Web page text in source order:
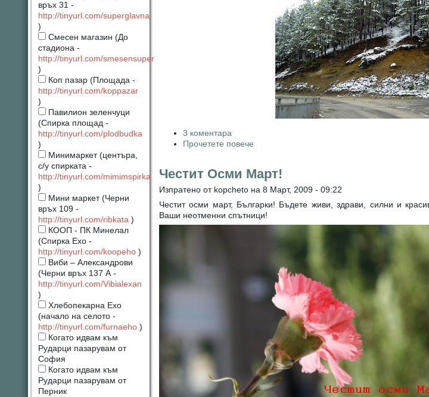
връх 31 -
http://tinyurl.com/superglavna
)
Смесен магазин (До
стадиона -
http://tinyurl.com/smesensuper
)
Коп пазар (Площада -
http://tinyurl.com/koppazar
)
Павилион зеленчуци
(Спирка площад -
http://tinyurl.com/plodbudka
)
Минимаркет (центъра,
с/у спирката -
http://tinyurl.com/mimimspirka
)
Мини маркет (Черни
връх 109 -
http://tinyurl.com/ribkata )
КООП - ПК Минелал
(Спирка Ехо -
http://tinyurl.com/koopeho )
Виби – Александрови
(Черни връх 137 А -
http://tinyurl.com/Vibialexan
)
Хлебопекарна Ехо
(начало на селото -
http://tinyurl.com/furnaeho )
Когато идвам към
Рударци пазарувам от
София
Когато идвам към
Рударци пазарувам от
Перник
3 коментара
Прочетете повече
Честит Осми Март!
Изпратено от kopcheto на 8 Март, 2009 - 09:22
Честит осми март, Българки! Бъдете живи, здрави, силни и
Ваши неотменни спътници!